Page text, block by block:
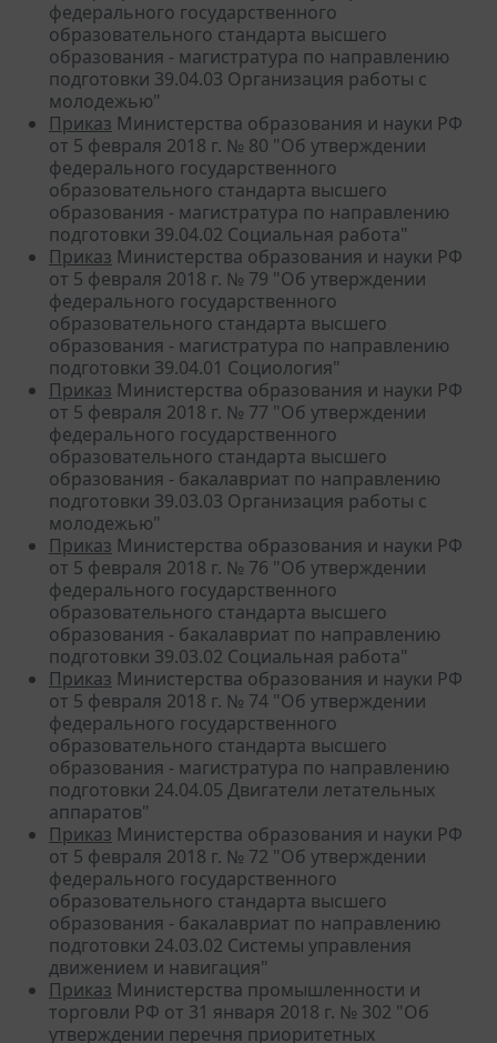
федерального государственного
образовательного стандарта высшего
образования - магистратура по направлению
подготовки 39.04.03 Организация работы с
молодежью"
Приказ Министерства образования и науки РФ
от 5 февраля 2018 г. № 80 "Об утверждении
федерального государственного
образовательного стандарта высшего
образования - магистратура по направлению
подготовки 39.04.02 Социальная работа"
Приказ Министерства образования и науки РФ
от 5 февраля 2018 г. № 79 "Об утверждении
федерального государственного
образовательного стандарта высшего
образования - магистратура по направлению
подготовки 39.04.01 Социология"
Приказ Министерства образования и науки РФ
от 5 февраля 2018 г. № 77 "Об утверждении
федерального государственного
образовательного стандарта высшего
образования - бакалавриат по направлению
подготовки 39.03.03 Организация работы с
молодежью"
Приказ Министерства образования и науки РФ
от 5 февраля 2018 г. № 76 "Об утверждении
федерального государственного
образовательного стандарта высшего
образования - бакалавриат по направлению
подготовки 39.03.02 Социальная работа"
Приказ Министерства образования и науки РФ
от 5 февраля 2018 г. № 74 "Об утверждении
федерального государственного
образовательного стандарта высшего
образования - магистратура по направлению
подготовки 24.04.05 Двигатели летательных
аппаратов"
Приказ Министерства образования и науки РФ
от 5 февраля 2018 г. № 72 "Об утверждении
федерального государственного
образовательного стандарта высшего
образования - бакалавриат по направлению
подготовки 24.03.02 Системы управления
движением и навигация"
Приказ Министерства промышленности и
торговли РФ от 31 января 2018 г. № 302 "Об
утверждении перечня приоритетных